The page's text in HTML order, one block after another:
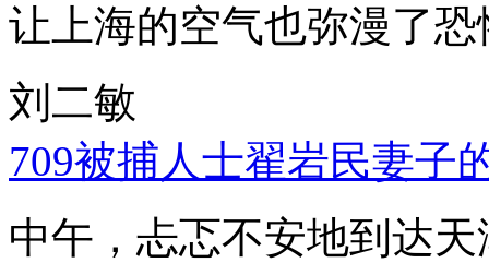
让上海的空气也弥漫了
刘二敏
709被捕人士翟岩民妻子
中午，忐忑不安地到达